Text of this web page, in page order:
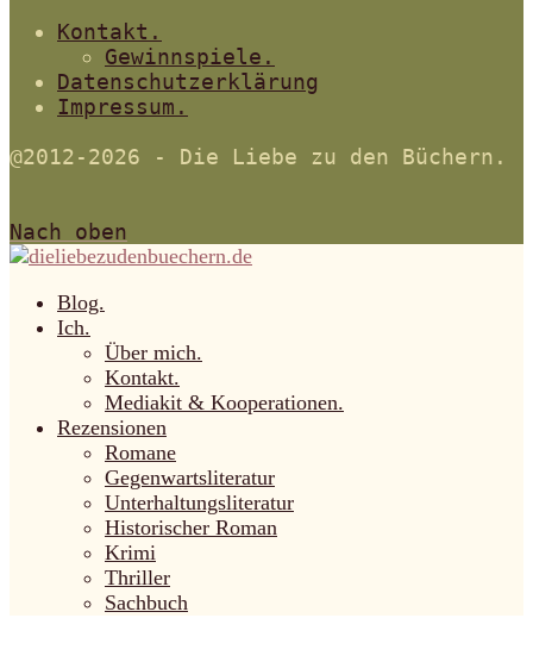
Kontakt.
Gewinnspiele.
Datenschutzerklärung
Impressum.
@2012-2026 - Die Liebe zu den Büchern.
Nach oben
Blog.
Ich.
Über mich.
Kontakt.
Mediakit & Kooperationen.
Rezensionen
Romane
Gegenwartsliteratur
Unterhaltungsliteratur
Historischer Roman
Krimi
Thriller
Sachbuch